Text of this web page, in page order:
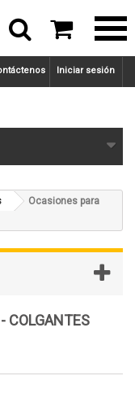
Iniciar sesión
Ocasiones para
COLGANTES
 
